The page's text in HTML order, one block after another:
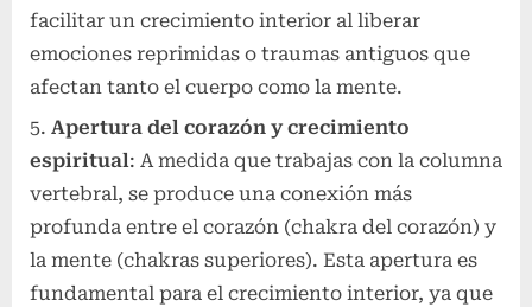
facilitar un crecimiento interior al liberar
emociones reprimidas o traumas antiguos que
afectan tanto el cuerpo como la mente.
Apertura del corazón y crecimiento
espiritual: A medida que trabajas con la columna
vertebral, se produce una conexión más
profunda entre el corazón (chakra del corazón) y
la mente (chakras superiores). Esta apertura es
fundamental para el crecimiento interior, ya que